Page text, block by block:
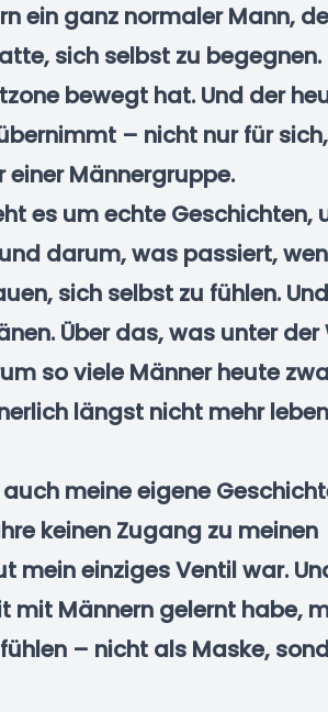
ein ganz normaler Mann,
sich selbst zu begegnen.
bewegt hat. Und der
– nicht nur für sich,
einer Männergruppe.
es um echte Geschichten,
darum, was passiert,
sich selbst zu fühlen.
Über das, was unter der
so viele Männer heute
längst nicht mehr
meine eigene
keinen Zugang zu meinen
mein einziges Ventil war.
mit Männern gelernt habe,
– nicht als Maske,